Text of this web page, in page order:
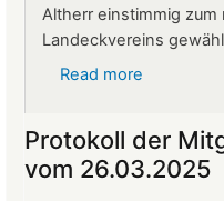
Altherr einstimmig zum
Landeckvereins
Read more
ist
neuer
Protokoll der
vom 26.03.2025